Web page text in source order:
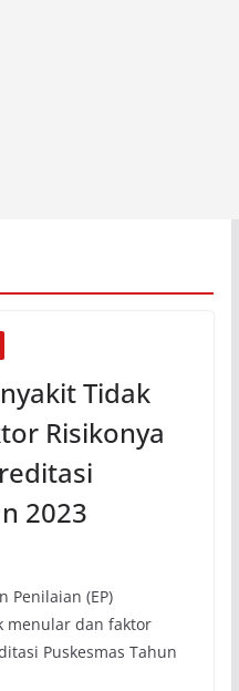
Tidak
Risikonya
2023
Penilaian (EP)
menular dan faktor
Puskesmas Tahun